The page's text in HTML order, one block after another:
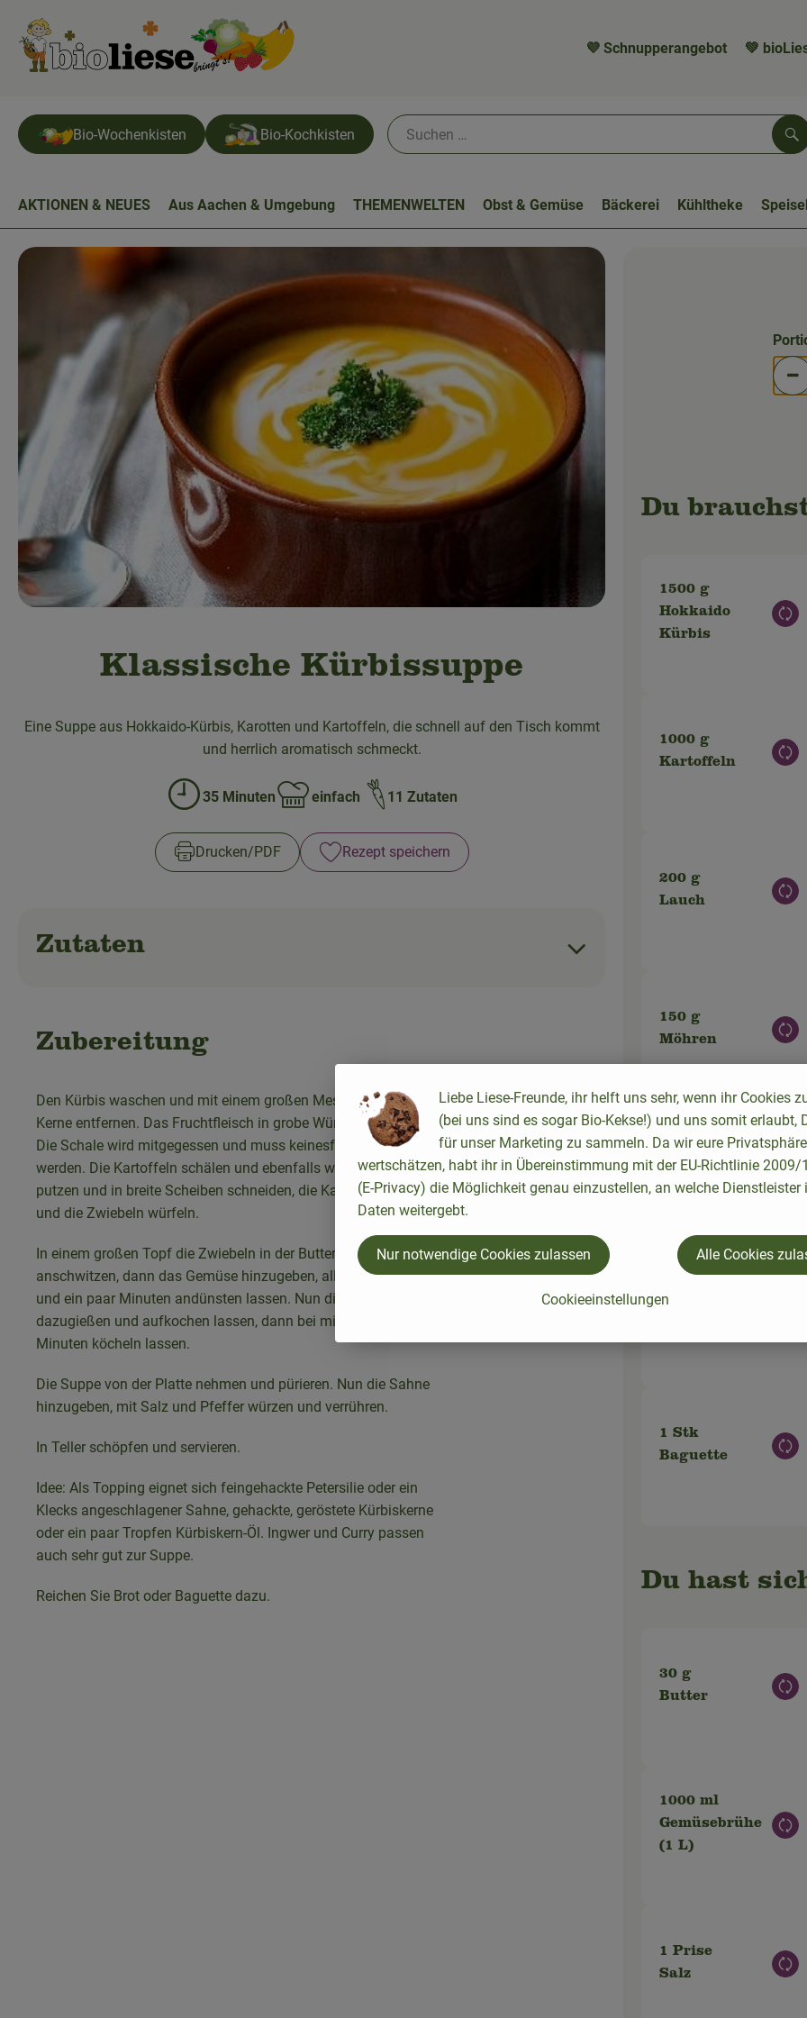
💜 Schnupperangebot 💚
Bio-Wochenkisten Bio-Kochkisten
AKTIONEN & NEUES Aus Aachen & Umgebung THEMENWELTEN Obst & Gemüse Bäckerei Kühltheke
Klassische Kürbissuppe
Eine Suppe aus Hokkaido-Kürbis, Karotten und Kartoffeln, die schnell auf den Tisch kommt
und herrlich aromatisch schmeckt.
Zubreitungszeit:
35 Minuten
Schwierigkeit:
einfach 11 Zutaten
Drucken​/​PDF Rezept speichern
Zutaten
Zubereitung
Den Kürbis waschen und mit einem großen Messer vierteln,
Kerne entfernen. Das Fruchtfleisch in grobe Würfel schneiden.
Die Schale wird mitgegessen und muss keinesfalls entfernt
werden. Die Kartoffeln schälen und ebenfalls würfeln, den Lauch
putzen und in breite Scheiben schneiden, die Karotten ebenso
und die Zwiebeln würfeln.
In einem großen Topf die Zwiebeln in der Butter kurz
anschwitzen, dann das Gemüse hinzugeben, alles gut verrühren
und ein paar Minuten andünsten lassen. Nun die Gemüsebrühe
dazugießen und aufkochen lassen, dann bei mittlerer Hitze 20
Minuten köcheln lassen.
Die Suppe von der Platte nehmen und pürieren. Nun die Sahne
hinzugeben, mit Salz und Pfeffer würzen und verrühren.
In Teller schöpfen und servieren.
Idee: Als Topping eignet sich feingehackte Petersilie oder ein
Klecks angeschlagener Sahne, gehackte, geröstete Kürbiskerne
oder ein paar Tropfen Kürbiskern-Öl. Ingwer und Curry passen
auch sehr gut zur Suppe.
Reichen Sie Brot oder Baguette dazu.
Du
1500 g
Hokkaido
Kürbis
1000 g
Kartoffeln
200 g
Lauch
150 g
Möhren
120 g
Zwiebeln
200 g
1 Stk
Baguette
Du hast
30 g
Butter
1000 ml
Gemüsebrühe
(1 L)
1 Prise
Salz
Liebe Liese-Freunde, ihr helft uns sehr, wenn ihr Cookies
(bei uns sind es sogar Bio-Kekse!) und uns somit erlaubt,
für unser Marketing zu sammeln. Da wir eure
wertschätzen, habt ihr in Übereinstimmung mit der EU-Richtlinie 2009/
(E-Privacy) die Möglichkeit genau einzustellen, an welche Dienstleister
Daten weitergebt.
Cookieeinstellungen
Nur notwendige Cookies zulassen Alle Cookies